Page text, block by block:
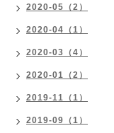
2020-05（2）
2020-04（1）
2020-03（4）
2020-01（2）
2019-11（1）
2019-09（1）